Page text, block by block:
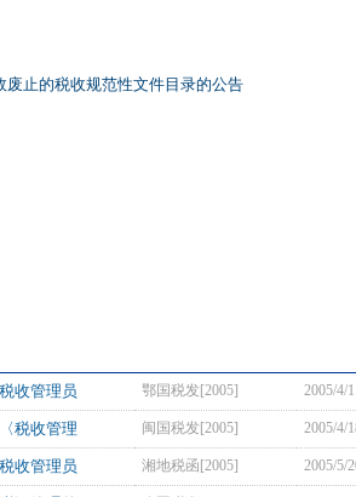
止的税收规范性文件目录的公告
收管理员 鄂国税发[2005] 2005/4/
税收管理 闽国税发[2005] 2005/4/
收管理员 湘地税函[2005] 2005/5/